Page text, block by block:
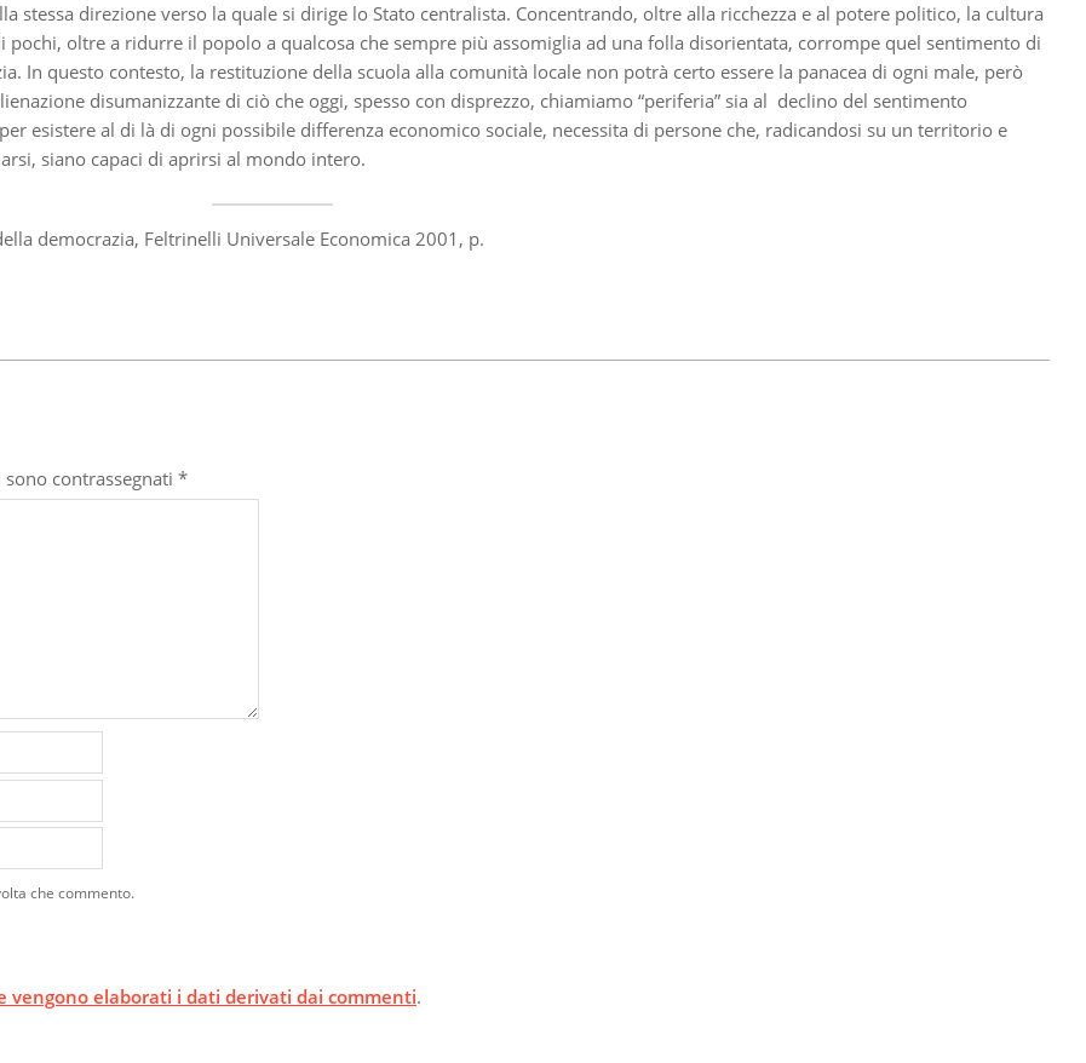
direzione verso la quale si dirige lo Stato centralista. Concentrando, oltre alla ricchezza e al potere politico, la cultura
oltre a ridurre il popolo a qualcosa che sempre più assomiglia ad una folla disorientata, corrompe quel sentimento di
In questo contesto, la restituzione della scuola alla comunità locale non potrà certo essere la panacea di ogni male, però
disumanizzante di ciò che oggi, spesso con disprezzo, chiamiamo “periferia” sia al declino del sentimento
esistere al di là di ogni possibile differenza economico sociale, necessita di persone che, radicandosi su un territorio e
siano capaci di aprirsi al mondo intero.
democrazia, Feltrinelli Universale Economica 2001, p.
contrassegnati *
che commento.
vengono elaborati i dati derivati dai commenti.